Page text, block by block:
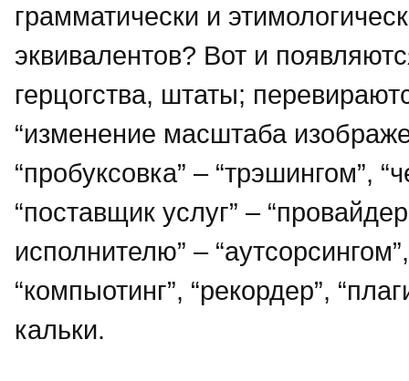
грамматически и
эквивалентов? Вот и
герцогства, штаты;
“изменение масштаба
“пробуксовка” – “трэшингом”,
“поставщик услуг” –
исполнителю” –
“компыотинг”, “рекордер”,
кальки.